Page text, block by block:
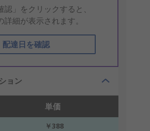
認」をクリックすると、
細が表示されます。
配達日を確認
ョン
単価
￥388